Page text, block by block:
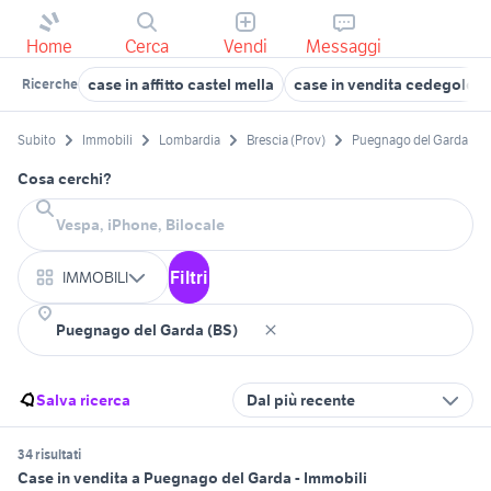
Home Cerca Vendi Messaggi
Ricerche case in affitto castel mella case in vendita cedegolo
Subito Immobili Lombardia Brescia (Prov) Puegnago del Garda
Cosa cerchi?
IMMOBILI Filtri
Salva ricerca Dal più recente
34 risultati
Case in vendita a Puegnago del Garda - Immobili